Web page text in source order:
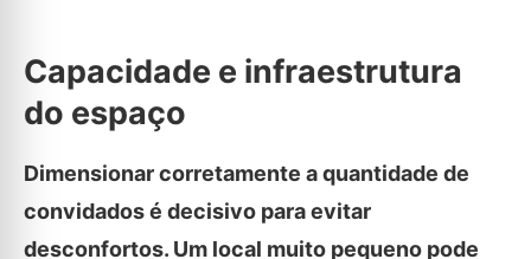
Capacidade e infraestrutura
do espaço
Dimensionar corretamente a quantidade de
convidados é decisivo para evitar
desconfortos. Um local muito pequeno pode